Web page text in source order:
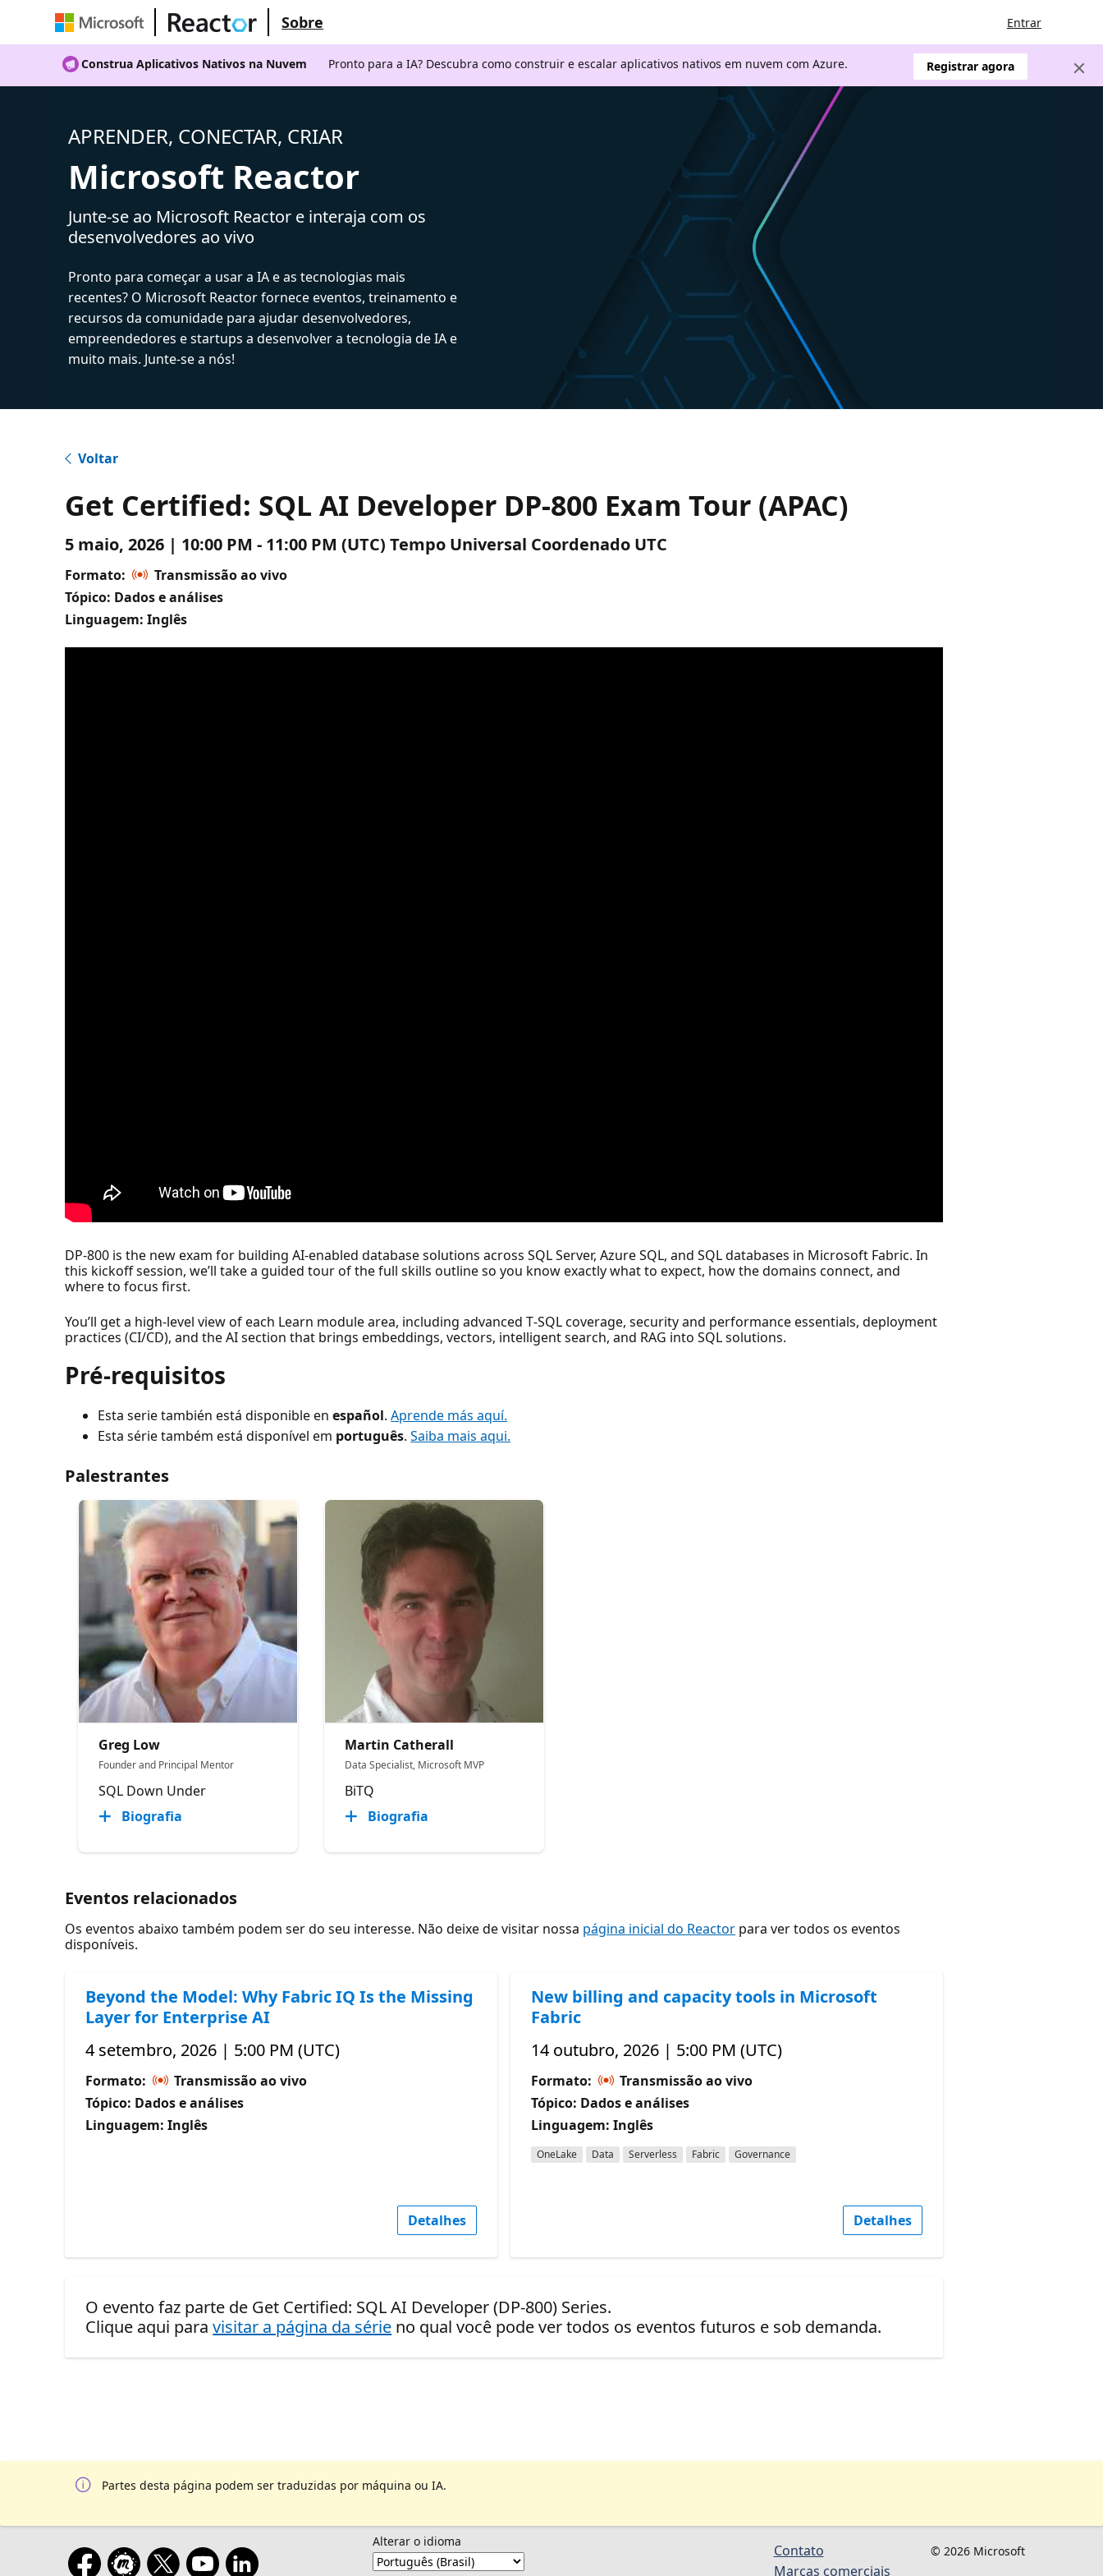
Sobre Entrar
Construa Aplicativos Nativos na Nuvem Pronto para a IA? Descubra como construir e escalar aplicativos nativos em nuvem com Azure. Registrar agora
APRENDER, CONECTAR, CRIAR
Microsoft Reactor
Junte-se ao Microsoft Reactor e interaja com os
desenvolvedores ao vivo
Pronto para começar a usar a IA e as tecnologias mais
recentes? O Microsoft Reactor fornece eventos, treinamento e
recursos da comunidade para ajudar desenvolvedores,
empreendedores e startups a desenvolver a tecnologia de IA e
muito mais. Junte-se a nós!
Voltar
Get Certified: SQL AI Developer DP-800 Exam Tour (APAC)
5 maio, 2026 | 10:00 PM - 11:00 PM (UTC) Tempo Universal Coordenado UTC
Formato:
Transmissão ao vivo
Tópico: Dados e análises
Linguagem: Inglês
DP-800 is the new exam for building AI-enabled database solutions across SQL Server, Azure SQL, and SQL databases in Microsoft Fabric. In
this kickoff session, we’ll take a guided tour of the full skills outline so you know exactly what to expect, how the domains connect, and
where to focus first.
You’ll get a high-level view of each Learn module area, including advanced T‑SQL coverage, security and performance essentials, deployment
practices (CI/CD), and the AI section that brings embeddings, vectors, intelligent search, and RAG into SQL solutions.
Pré-requisitos
Esta serie también está disponible enespañol.Aprende más aquí.
Esta série também está disponível em português.Saiba mais aqui.
Palestrantes
Greg Low
Founder and Principal Mentor
SQL Down Under
Biografia
Martin Catherall
Data Specialist, Microsoft MVP
BiTQ
Biografia
Eventos relacionados
Os eventos abaixo também podem ser do seu interesse. Não deixe de visitar nossa página inicial do Reactor para ver todos os eventos
disponíveis.
Beyond the Model: Why Fabric IQ Is the Missing
Layer for Enterprise AI
4 setembro, 2026 | 5:00 PM (UTC)
Formato:
Transmissão ao vivo
Tópico: Dados e análises
Linguagem: Inglês
Detalhes
New billing and capacity tools in Microsoft
Fabric
14 outubro, 2026 | 5:00 PM (UTC)
Formato:
Transmissão ao vivo
Tópico: Dados e análises
Linguagem: Inglês
OneLake Data Serverless Fabric Governance
Detalhes
O evento faz parte de Get Certified: SQL AI Developer (DP-800) Series.
Clique aqui paravisitar a página da série no qual você pode ver todos os eventos futuros e sob demanda.
Partes desta página podem ser traduzidas por máquina ou IA.
Alterar o idioma
Contato
Marcas comerciais
© 2026 Microsoft